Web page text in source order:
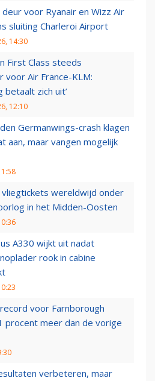
deur voor Ryanair en Wizz Air
sluiting Charleroi Airport
14:30
First Class steeds
voor Air France-KLM:
betaalt zich uit’
12:10
Germanwings-crash klagen
aan, maar vangen mogelijk
vliegtickets wereldwijd onder
in het Midden-Oosten
A330 wijkt uit nadat
rook in cabine
voor Farnborough
procent meer dan de vorige
verbeteren, maar